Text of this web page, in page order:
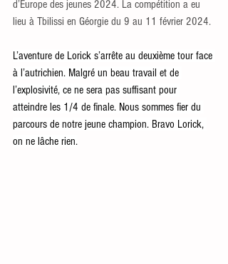
d’Europe des jeunes 2024. La compétition a eu
lieu à Tbilissi en Géorgie du 9 au 11 février 2024.
L’aventure de Lorick s’arrête au deuxième tour face
à l’autrichien. Malgré un beau travail et de
l’explosivité, ce ne sera pas suffisant pour
atteindre les 1/4 de finale. Nous sommes fier du
parcours de notre jeune champion. Bravo Lorick,
on ne lâche rien.